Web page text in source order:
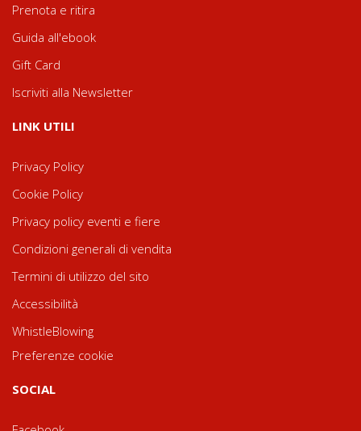
Prenota e ritira
Guida all'ebook
Gift Card
Iscriviti alla Newsletter
LINK UTILI
Privacy Policy
Cookie Policy
Privacy policy eventi e fiere
Condizioni generali di vendita
Termini di utilizzo del sito
Accessibilità
WhistleBlowing
Preferenze cookie
SOCIAL